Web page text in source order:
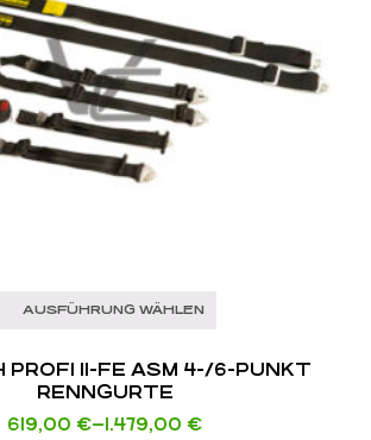
AUSFÜHRUNG WÄHLEN
PROFI II-FE ASM 4-/6-PUNKT
RENNGURTE
619,00 €– 1.479,00 €